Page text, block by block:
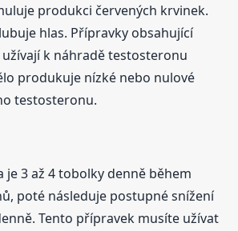
produkci červených krvinek.
hlas. Přípravky obsahující
k náhradě testosteronu
produkuje nízké nebo nulové
testosteronu.
je 3 až 4 tobolky denně během
poté následuje postupné snížení
Tento přípravek musíte užívat